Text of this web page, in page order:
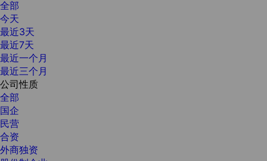
全部
今天
最近3天
最近7天
最近一个月
最近三个月
公司性质
全部
国企
民营
合资
外商独资